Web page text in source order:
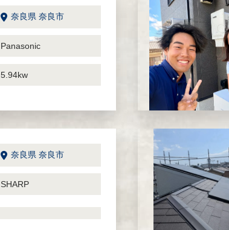
奈良県 奈良市
Panasonic
5.94kw
奈良県 奈良市
SHARP